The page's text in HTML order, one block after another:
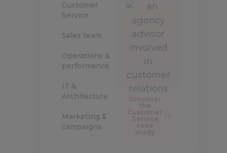
Customer
Service
Sales team
Operations &
performance
IT &
Architecture
Marketing &
campaigns
Discover
the
Customer
Service
case
study